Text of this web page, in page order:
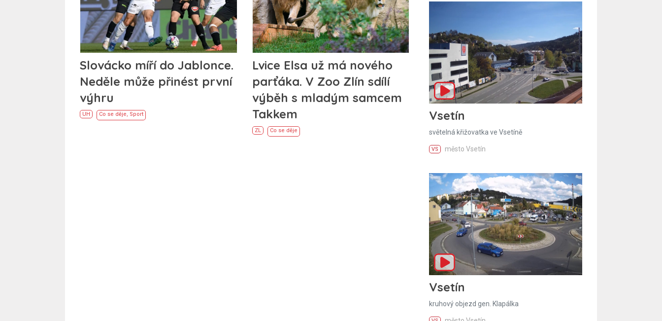
Slovácko míří do Jablonce.
Neděle může přinést první
výhru
UH Co se děje, Sport
Lvice Elsa už má nového
parťáka. V Zoo Zlín sdílí
výběh s mladým samcem
Takkem
ZL Co se děje
Vsetín
světelná křižovatka ve Vsetíně
VS město Vsetín
Vsetín
kruhový objezd gen. Klapálka